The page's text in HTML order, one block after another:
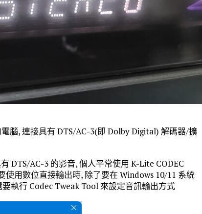
腦, 連接具有 DTS/AC-3(即 Dolby Digital) 解碼器/擴
DTS/AC-3 的影音, 個人平常使用 K-Lite CODEC
使用數位直接輸出時, 除了要在 Windows 10/11 系統
執行 Codec Tweak Tool 來設定音訊輸出方式